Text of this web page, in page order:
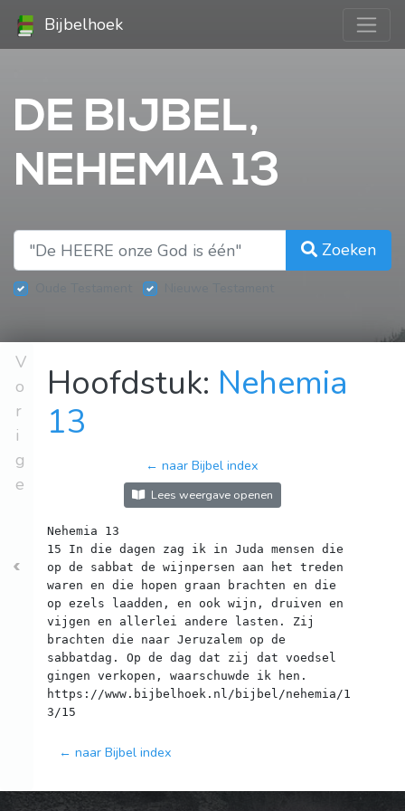
Bijbelhoek
DE BIJBEL,
NEHEMIA 13
Zoeken
V
o
r
i
g
e
Hoofdstuk: Nehemia
13
← naar Bijbel index
Lees weergave openen
Nehemia 13
15 In die dagen zag ik in Juda mensen die
op de sabbat de wijnpersen aan het treden
waren en die hopen graan brachten en die
op ezels laadden, en ook wijn, druiven en
vijgen en allerlei andere lasten. Zij
brachten die naar Jeruzalem op de
sabbatdag. Op de dag dat zij dat voedsel
gingen verkopen, waarschuwde ik hen.
https://www.bijbelhoek.nl/bijbel/nehemia/1
← naar Bijbel index